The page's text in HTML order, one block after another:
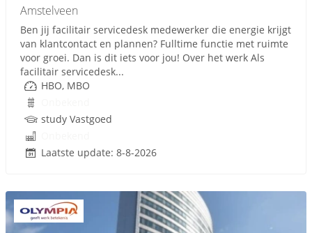
Amstelveen
Ben jij facilitair servicedesk medewerker die energie krijgt
van klantcontact en plannen? Fulltime functie met ruimte
voor groei. Dan is dit iets voor jou! Over het werk Als
facilitair servicedesk...
HBO, MBO
study Vastgoed
Laatste update: 8-8-2026